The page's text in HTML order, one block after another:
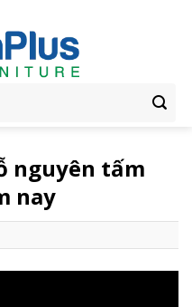
nguyên tấm
nay